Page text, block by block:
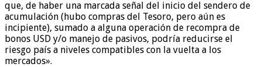
que, de haber una marcada señal del inicio del sendero de
acumulación (hubo compras del Tesoro, pero aún es
incipiente), sumado a alguna operación de recompra de
bonos USD y/o manejo de pasivos, podría reducirse el
riesgo país a niveles compatibles con la vuelta a los
mercados».